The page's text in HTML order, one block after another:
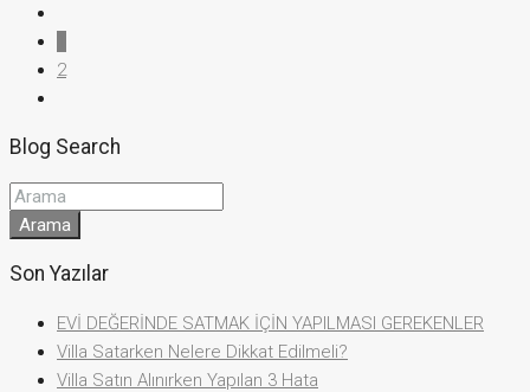
2
Blog Search
Arama
Son Yazılar
EVİ DEĞERİNDE SATMAK İÇİN YAPILMASI GEREKENLER
Villa Satarken Nelere Dikkat Edilmeli?
Villa Satın Alınırken Yapılan 3 Hata